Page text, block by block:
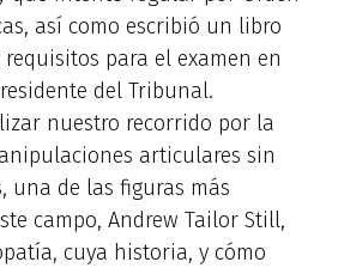
así como escribió un libro
para el examen en
del Tribunal.
nuestro recorrido por la
articulares sin
una de las figuras más
campo, Andrew Tailor Still,
cuya historia, y cómo